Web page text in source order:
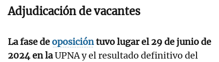
Adjudicación de vacantes
La fase deoposicióntuvo lugar el 29 de junio de
2024 en laUPNAy el resultado definitivo del